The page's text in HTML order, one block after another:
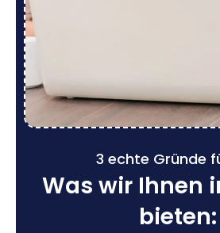
3 echte Gründe
Was wir Ihnen
bieten: